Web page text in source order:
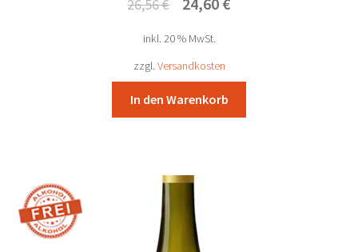
26,56€
war:
26,56 €
inkl. 20 % MwSt.
zzgl. Versandkosten
In den Warenkorb